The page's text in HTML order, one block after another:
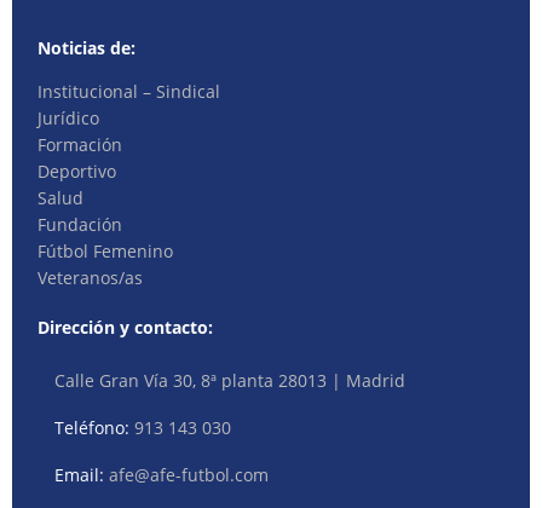
Noticias de:
Institucional – Sindical
Jurídico
Formación
Deportivo
Salud
Fundación
Fútbol Femenino
Veteranos/as
Dirección y contacto:
Calle Gran Vía 30, 8ª planta 28013 | Madrid
Teléfono:913 143 030
Email:afe@afe-futbol.com